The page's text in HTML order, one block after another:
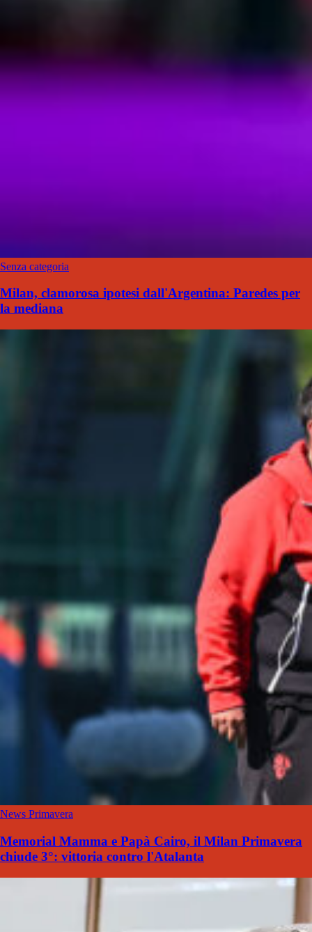
Senza categoria
Milan, clamorosa ipotesi dall'Argentina: Paredes per
la mediana
News Primavera
Memorial Mamma e Papà Cairo, il Milan Primavera
chiude 3°: vittoria contro l'Atalanta